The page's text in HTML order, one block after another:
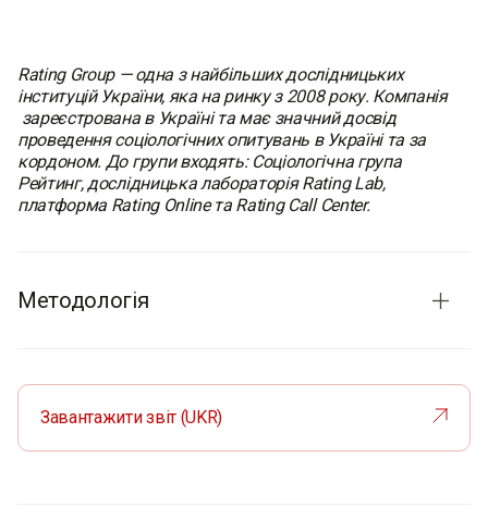
Rating Group — одна з найбільших дослідницьких
інституцій України, яка на ринку з 2008 року. Компанія
зареєстрована в Україні та має значний досвід
проведення соціологічних опитувань в Україні та за
кордоном. До групи входять: Соціологічна група
Рейтинг, дослідницька лабораторія Rating Lab,
платформа Rating Online та Rating Call Center.
Методологія
Метод опитування:CATI (Computer-Assisted Telephone
Interview) – телефонні інтерв'ю з використанням
комп'ютера
Розмір вибірки:1000 респондентів
Завантажити звіт (UKR)